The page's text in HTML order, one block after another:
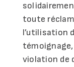
toute
l’utilisation
violation de